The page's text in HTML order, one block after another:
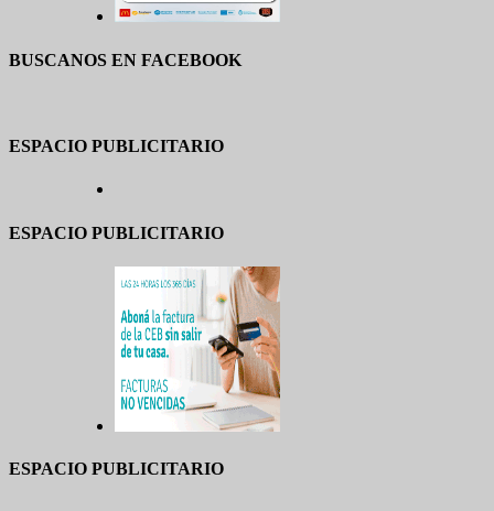
BUSCANOS EN FACEBOOK
ESPACIO PUBLICITARIO
ESPACIO PUBLICITARIO
ESPACIO PUBLICITARIO